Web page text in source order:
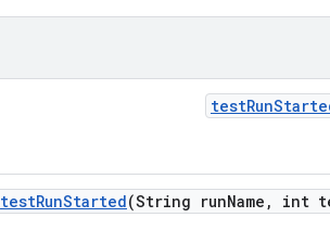
testRun
testRunStarted(String runName , int